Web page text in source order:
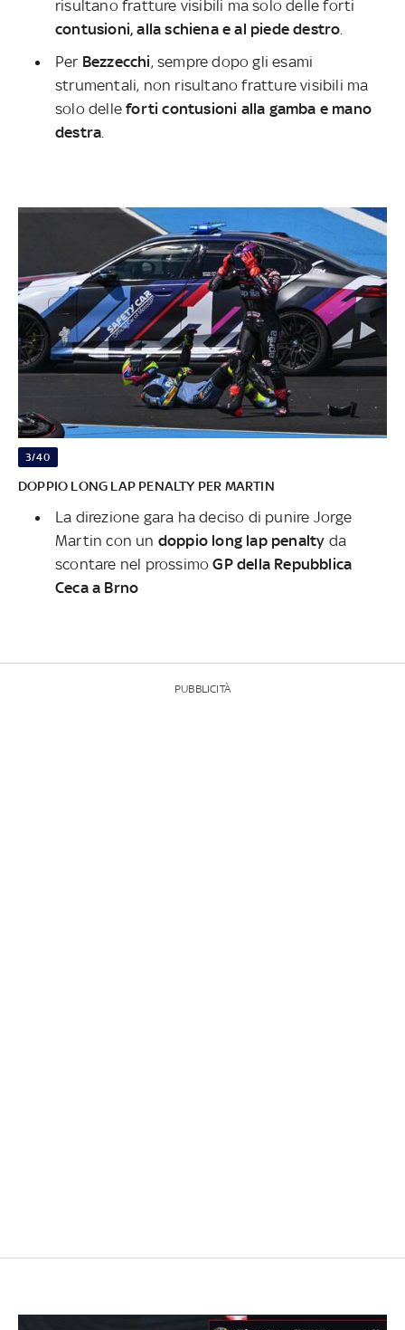
risultano fratture visibili ma solo delle forti
contusioni, alla schiena e al piede destro
Per Bezzecchi, sempre dopo gli esami
strumentali, non risultano fratture visibili ma
solo delleforti contusioni alla gamba e mano
destra
3/40
DOPPIO LONG LAP PENALTY PER MARTIN
La direzione gara ha deciso di punire Jorge
Martin con un doppio long lap penalty da
scontare nel prossimoGP della Repubblica
Ceca a Brno
PUBBLICITÀ